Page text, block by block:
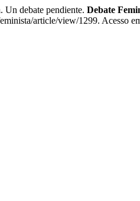
debate pendiente. Debate
article/view/1299. Acesso